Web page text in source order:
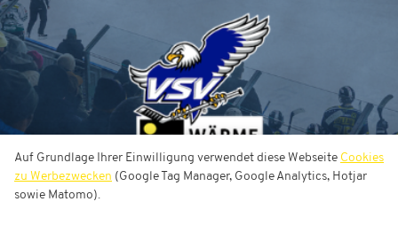
Kassel Huskies vs. EC VSV
Auf Grundlage Ihrer Einwilligung verwendet diese Webseite Cookies
zu Werbezwecken (Google Tag Manager, Google Analytics, Hotjar
sowie Matomo).